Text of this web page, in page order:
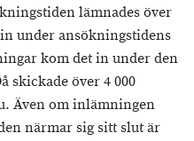
lämnades över
under ansökningstidens
kom det in under den
skickade över 4 000
Även om inlämningen
närmar sig sitt slut är